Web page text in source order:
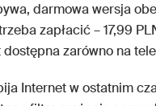
darmowa wersja
zapłacić – 17,99
zarówno na
Internet w ostatnim